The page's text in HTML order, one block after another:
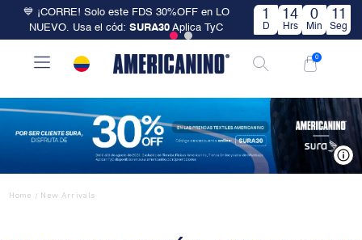
💙 ¡CORRE! Solo este FDS 30%OFF en LO
NUEVO. Usa el cód: SURA30 Aplica TyC
1
D
14
Hrs
0
Min
10
Seg
0
Home / New Arrivals